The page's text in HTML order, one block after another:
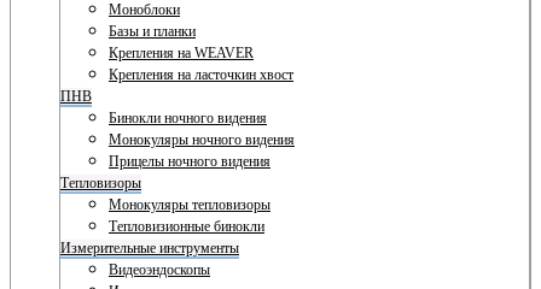
Моноблоки
Базы и планки
Крепления на WEAVER
Крепления на ласточкин хвост
ПНВ
Бинокли ночного видения
Монокуляры ночного видения
Прицелы ночного видения
Тепловизоры
Монокуляры тепловизоры
Тепловизионные бинокли
Измерительные инструменты
Видеоэндоскопы